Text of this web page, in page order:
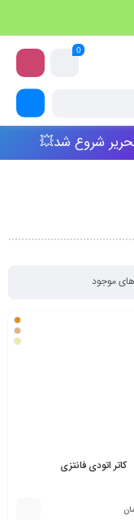
0
شروع شد💥
موجود
کاتر اتودی فانتزی